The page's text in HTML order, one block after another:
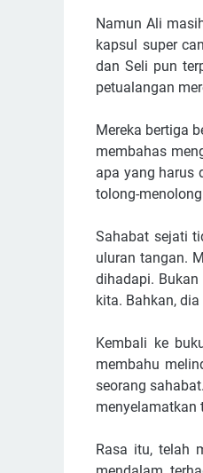
Namun Ali
kapsul super
dan Seli pun
petualangan
Mereka bertiga
membahas
apa yang harus
tolong-
Sahabat sejati
uluran tangan.
dihadapi.
kita. Bahkan,
Kembali ke
membahu
seorang
menyelamatkan
Rasa itu, telah